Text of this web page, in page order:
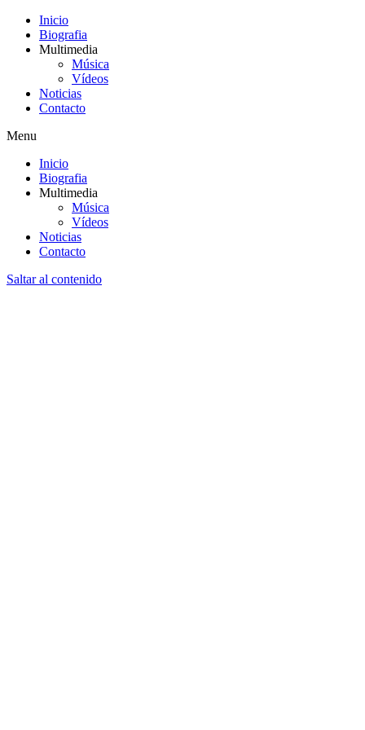
Inicio
Biografia
Multimedia
Música
Vídeos
Noticias
Contacto
Menu
Inicio
Biografia
Multimedia
Música
Vídeos
Noticias
Contacto
Saltar al contenido